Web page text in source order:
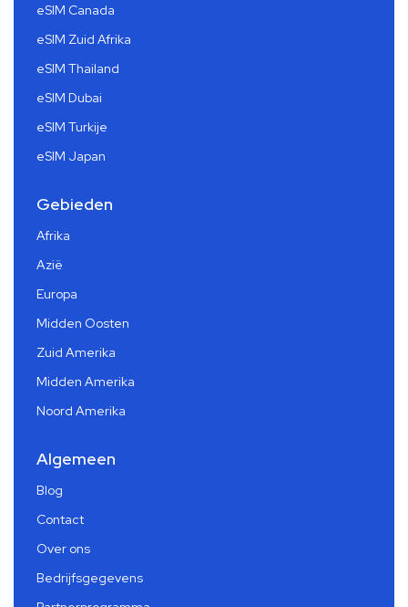
eSIM Canada
eSIM Zuid Afrika
eSIM Thailand
eSIM Dubai
eSIM Turkije
eSIM Japan
Gebieden
Afrika
Azië
Europa
Midden Oosten
Zuid Amerika
Midden Amerika
Noord Amerika
Algemeen
Blog
Contact
Over ons
Bedrijfsgegevens